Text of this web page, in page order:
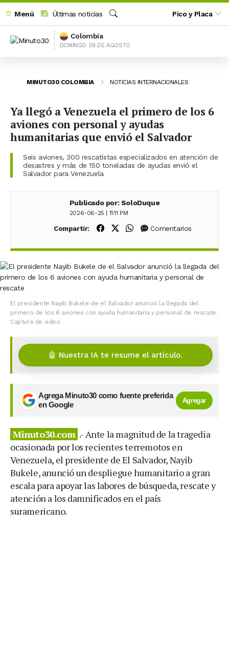
Menú
Últimas noticias
Buscar
Pico y Placa
Colombia
DOMINGO 09 DE AGOSTO
MINUTO30 COLOMBIA NOTICIAS INTERNACIONALES
Ya llegó a Venezuela el primero de los 6
aviones con personal y ayudas
humanitarias que envió el Salvador
Seis aviones, 300 rescatistas especializados en atención de
desastres y más de 150 toneladas de ayudas envió el
Salvador para Venezuela
Publicado por: SoloDuque
2026-06-25 | 11:11 PM
Compartir: Compartir en Facebook
Compartir en X (Twitter)
Compartir en WhatsApp
Comentarios
El presidente Nayib Bukele de el Salvador anunció la llegada del
primero de los 6 aviones con ayuda humanitaria y personal de rescate.
Captura de video
🤖 Nuestra IA te resume el artículo.
Agrega Minuto30 como fuente preferida
en Google
Agregar
Minuto30.com .- Ante la magnitud de la tragedia
ocasionada por los recientes terremotos en
Venezuela, el presidente de El Salvador, Nayib
Bukele, anunció un despliegue humanitario a gran
escala para apoyar las labores de búsqueda, rescate y
atención a los damnificados en el país
suramericano.